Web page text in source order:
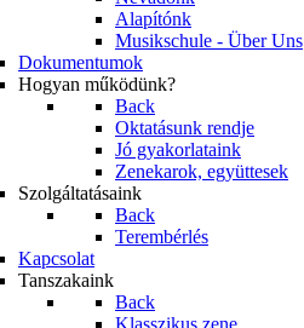
Alapítónk
Musikschule - Über Uns
Dokumentumok
Hogyan működünk?
Back
Oktatásunk rendje
Jó gyakorlataink
Zenekarok, együttesek
Szolgáltatásaink
Back
Terembérlés
Kapcsolat
Tanszakaink
Back
Klasszikus zene